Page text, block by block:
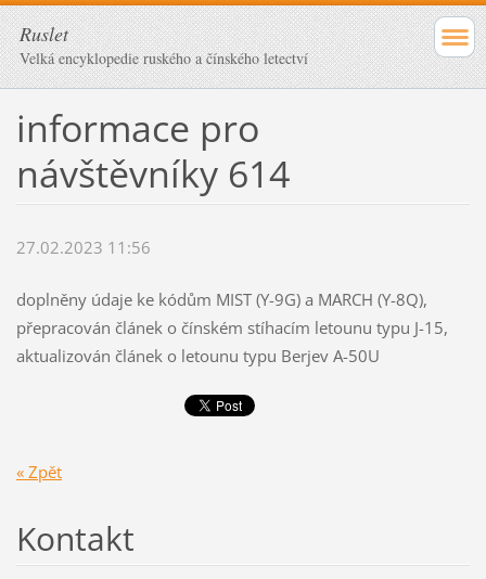
Ruslet
Velká encyklopedie ruského a čínského letectví
informace pro
návštěvníky 614
27.02.2023 11:56
doplněny údaje ke kódům MIST (Y-9G) a MARCH (Y-8Q),
přepracován článek o čínském stíhacím letounu typu J-15,
aktualizován článek o letounu typu Berjev A-50U
« Zpět
Kontakt